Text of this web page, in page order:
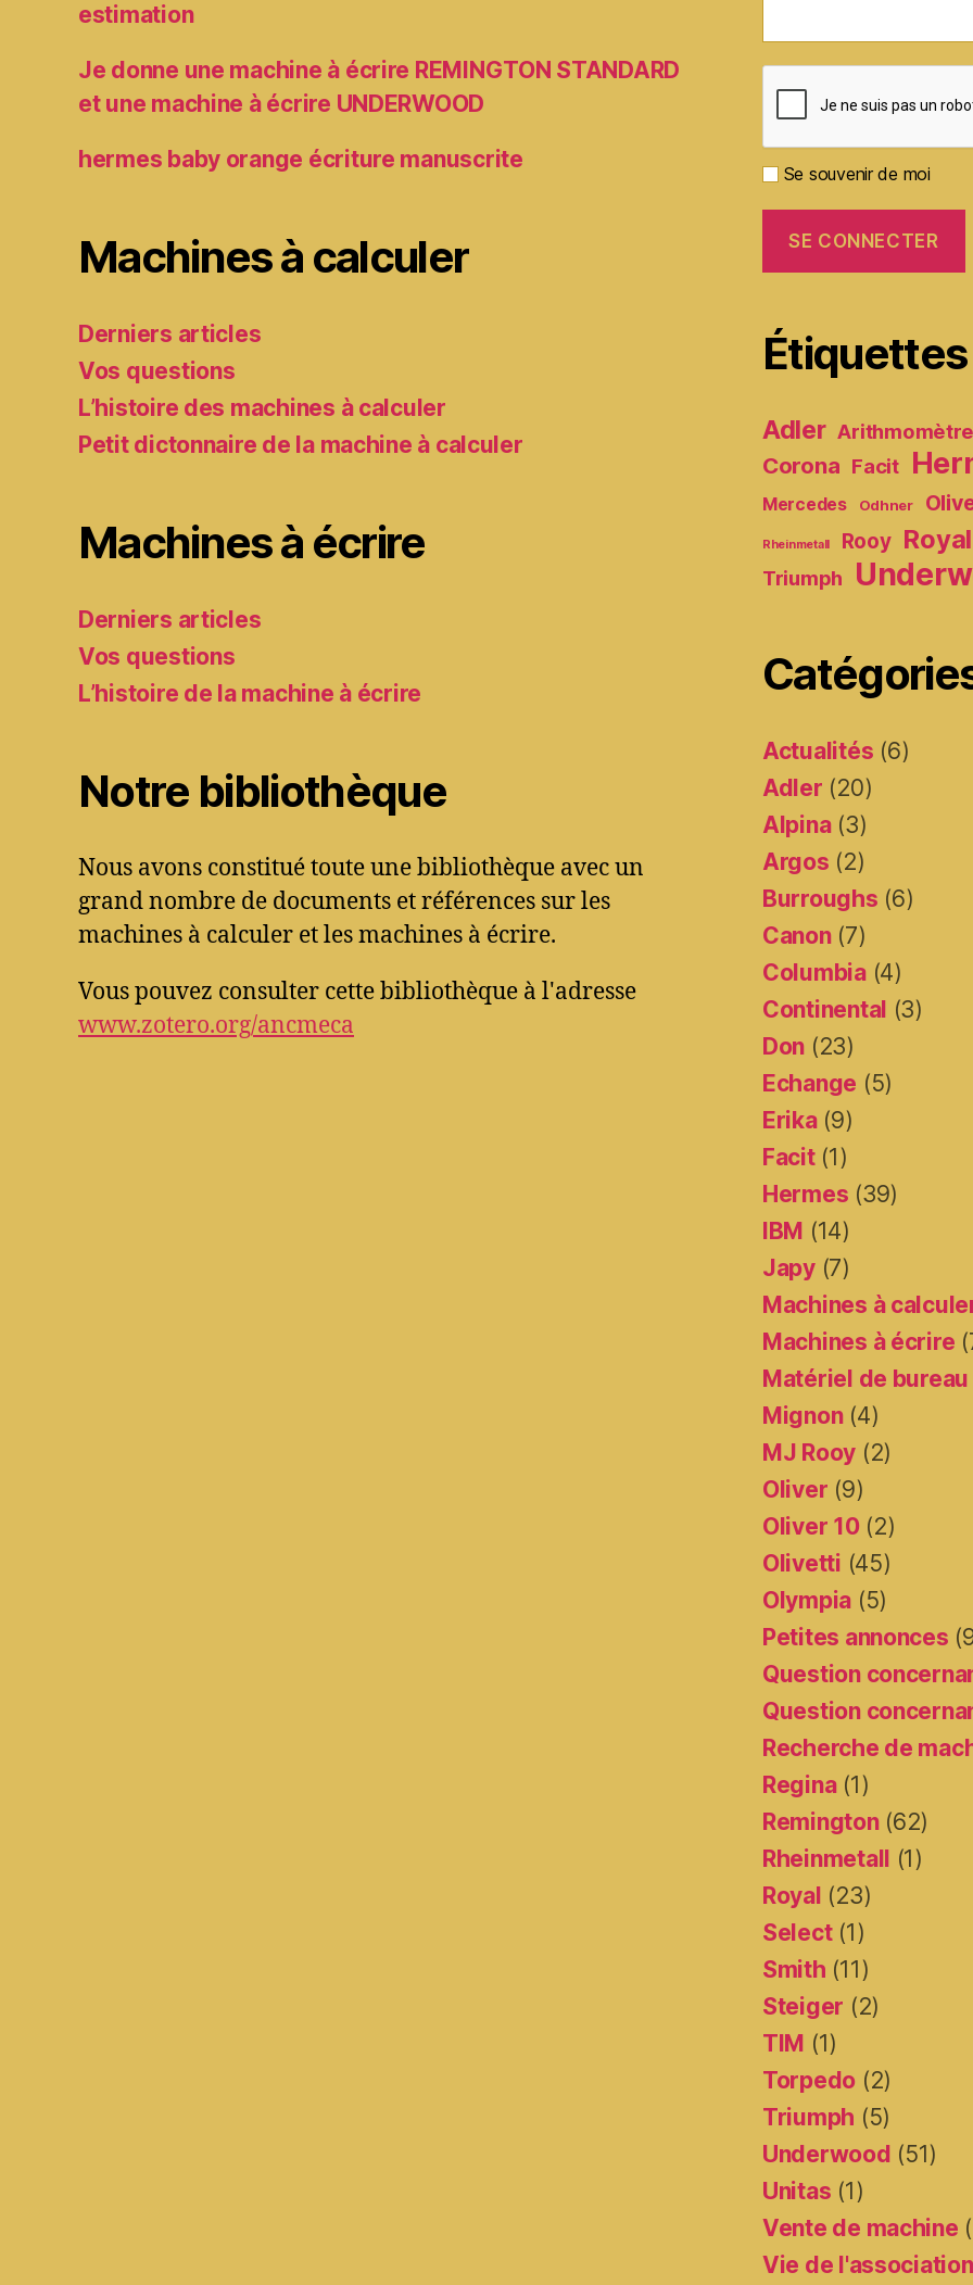
estimation
Je donne une machine à écrire REMINGTON STANDARD
et une machine à écrire UNDERWOOD
hermes baby orange écriture manuscrite
Machines à calculer
Derniers articles
Vos questions
L’histoire des machines à calculer
Petit dictonnaire de la machine à calculer
Machines à écrire
Derniers articles
Vos questions
L’histoire de la machine à écrire
Notre bibliothèque
Nous avons constitué toute une bibliothèque avec un
grand nombre de documents et références sur les
machines à calculer et les machines à écrire.
Vous pouvez consulter cette bibliothèque à l'adresse
www.zotero.org/ancmeca
Se souvenir de moi
Étiquettes
Adler Arithmomètre
Corona Facit
Mercedes
Odhner
Rheinmetall Rooy Royal
Triumph
Actualités (6)
Adler (20)
Alpina(3)
Argos (2)
Burroughs (6)
Canon(7)
Columbia(4)
Continental (3)
Don (23)
Echange (5)
Erika(9)
Facit(1)
Hermes (39)
IBM (14)
Japy(7)
Machines à
Machines à écrire
Matériel de bureau
Mignon(4)
MJ Rooy (2)
Oliver (9)
Oliver 10(2)
Olivetti (45)
Olympia (5)
Petites annonces
Question
Question
Recherche de
Regina(1)
Remington(62)
Rheinmetall
(1)
Royal (23)
Select(1)
Smith (11)
Steiger (2)
TIM (1)
Torpedo (2)
Triumph (5)
Underwood (51)
Unitas (1)
Vente de machine
Vie de l'association